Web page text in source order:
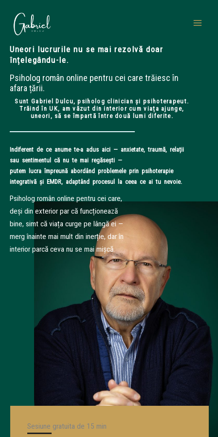
content
Uneori lucrurile nu se mai rezolvă doar
înțelegându-le.
Psiholog român online pentru cei care trăiesc în
afara țării.
Sunt Gabriel Dulcu, psiholog clinician și psihoterapeut.
Trăind în UK, am văzut din interior cum viața ajunge,
uneori, să se împartă între două lumi diferite.
Indiferent de ce anume te-a adus aici — anxietate, traumă, relații
sau sentimentul că nu te mai regăsești —
putem lucra împreună abordând problemele prin psihoterapie
integrativă și EMDR, adaptând procesul la ceea ce ai tu nevoie.
Psiholog român online pentru cei care,
deși din exterior par că funcționează
bine, simt că viața curge pe lângă ei —
merg înainte mai mult din inerție, dar în
interior parcă ceva nu se mai mișcă.
Sesiune gratuita de 15 min